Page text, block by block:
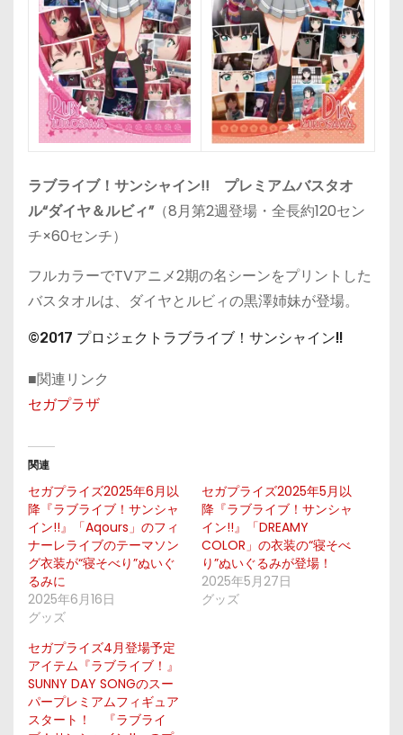
ラブライブ！サンシャイン!! プレミアムバスタオ
ル“ダイヤ＆ルビィ”（8月第2週登場・全長約120セン
チ×60センチ）
フルカラーでTVアニメ2期の名シーンをプリントした
バスタオルは、ダイヤとルビィの黒澤姉妹が登場。
©2017 プロジェクトラブライブ！サンシャイン!!
■関連リンク
セガプラザ
関連
セガプライズ2025年6月以
降『ラブライブ！サンシャ
イン!!』「Aqours」のフィ
ナーレライブのテーマソン
グ衣装が“寝そべり”ぬいぐ
るみに
2025年6月16日
グッズ
セガプライズ2025年5月以
降『ラブライブ！サンシャ
イン!!』「DREAMY
COLOR」の衣装の“寝そべ
り”ぬいぐるみが登場！
2025年5月27日
グッズ
セガプライズ4月登場予定
アイテム『ラブライブ！』
SUNNY DAY SONGのスー
パープレミアムフィギュア
スタート！ 『ラブライ